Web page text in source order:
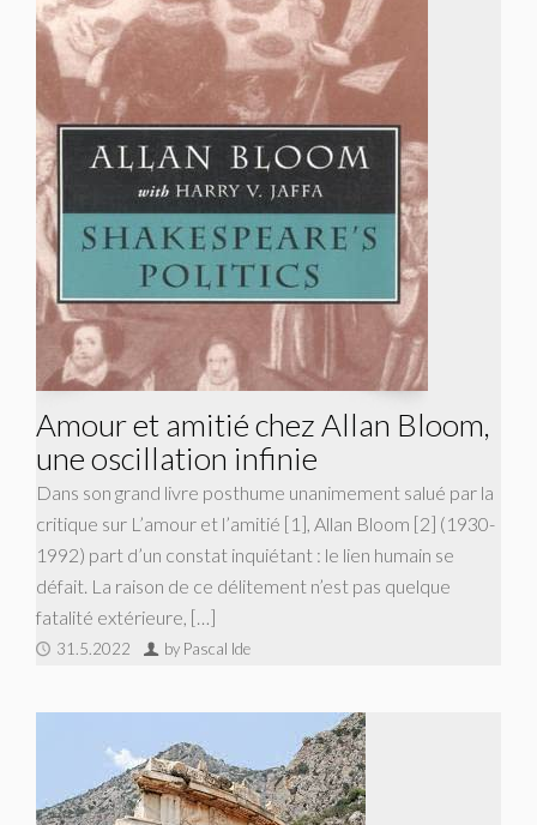
Amour et amitié chez Allan Bloom,
une oscillation infinie
Dans son grand livre posthume unanimement salué par la
critique sur L’amour et l’amitié [1], Allan Bloom [2] (1930-
1992) part d’un constat inquiétant : le lien humain se
défait. La raison de ce délitement n’est pas quelque
fatalité extérieure, […]
31.5.2022 by Pascal Ide